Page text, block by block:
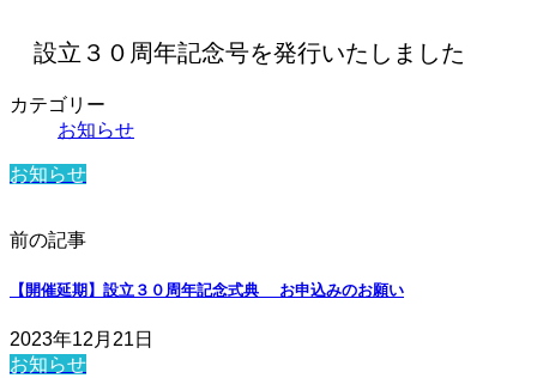
設立３０周年記念号を発行いたしました
カテゴリー
お知らせ
お知らせ
前の記事
【開催延期】設立３０周年記念式典 お申込みのお願い
2023年12月21日
お知らせ